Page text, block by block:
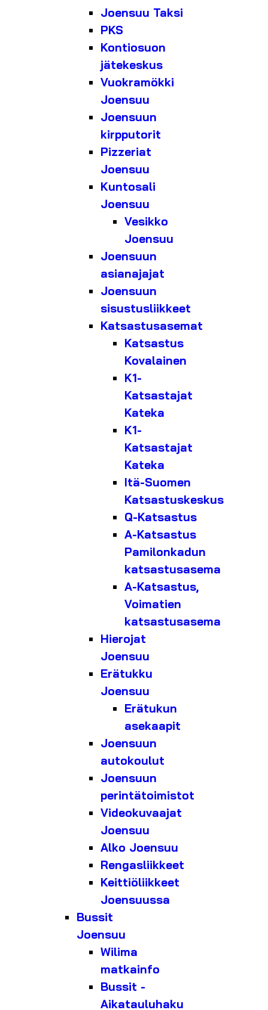
Joensuu Taksi
PKS
Kontiosuon
jätekeskus
Vuokramökki
Joensuu
Joensuun
kirpputorit
Pizzeriat
Joensuu
Kuntosali
Joensuu
Vesikko
Joensuu
Joensuun
asianajajat
Joensuun
sisustusliikkeet
Katsastusasemat
Katsastus
Kovalainen
K1-
Katsastajat
Kateka
K1-
Katsastajat
Kateka
Itä-Suomen
Katsastuskeskus
Q-Katsastus
A-Katsastus
Pamilonkadun
katsastusasema
A-Katsastus,
Voimatien
katsastusasema
Hierojat
Joensuu
Erätukku
Joensuu
Erätukun
asekaapit
Joensuun
autokoulut
Joensuun
perintätoimistot
Videokuvaajat
Joensuu
Alko Joensuu
Rengasliikkeet
Keittiöliikkeet
Joensuussa
Bussit
Joensuu
Wilima
matkainfo
Bussit -
Aikatauluhaku